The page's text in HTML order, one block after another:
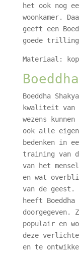
het ook nog
woonkamer.
geeft een
goede
Materiaal:
Boeddha
kwaliteit van
wezens
ook alle
bedenken in
training van
van het
en wat
van de geest.
heeft Boeddha
populair en
deze
en te